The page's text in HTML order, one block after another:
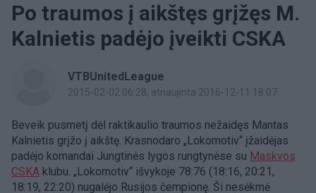
Po traumos į aikštęs grįžęs M.
Kalnietis padėjo įveikti CSKA
VTBUnitedLeague
2015-02-02 06:28, atnaujinta 2016-12-11 18:07
Beveik pusmetį dėl raktikaulio traumos nežaidęs Mantas
Kalnietis grįžo į aikštę. Krasnodaro „Lokomotiv“ įžaidėjas
padėjo komandai Jungtinės lygos rungtynėse su Maskvos
CSKA klubu. „Lokomotiv“ išvykoje 78:76 (18:16, 20:21,
18:19, 22:20) nugalėjo Rusijos čempionę. Ši nesėkmė